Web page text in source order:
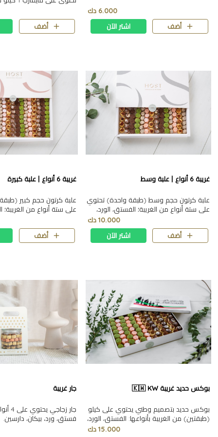
6.000 دك
أضف
اشتر الآن
الفستق، البيكان، الدارسين،
أضف
غريبة 6 أنواع | علبة وسط
علبة كرتون حجم وسط (طبقة واحدة) تحتوي
على ستة أنواع من الغريبة؛ الفستق، الورد،
البيكان، الدارسين، الشوكولاته، واللوز. ما
يقارب 0.507 كيلو | ٤٠*٢٤*٤ سم
10.000 دك
أضف
اشتر الآن
غريبة 6 أنواع | علبة كبيرة
علبة كرتون حجم كبير
على ستة أنواع من الغريبة؛
يقارب 0.804 كيلو | ٤٠*٢٤*٤ سم
أضف
بوكس حديد غريبة 🇰🇼 KW
بوكس حديد بتصميم وطني يحتوي على كيلو
(طبقتين) من الغريبة بأنواعها: الفستق، الورد،
15.000 دك
جار غريبة
جار
فستق، ورد، بيكان، دارسين.